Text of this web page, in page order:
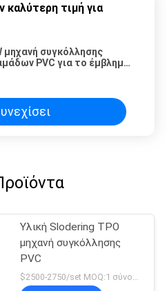
τιμή για
μηχανή συγκόλλησης
PVC για το έμβλημα
Υλική Slodering TPO
μηχανή συγκόλλησης
PVC
$2500-2750/set MOQ:1 σύνολο